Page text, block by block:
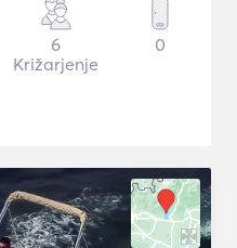
6
Križarjenje
0